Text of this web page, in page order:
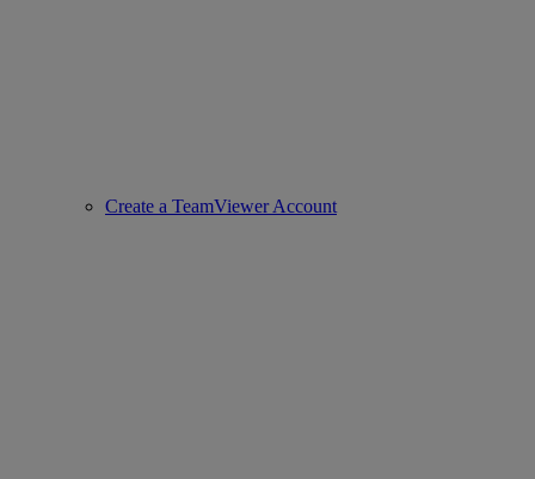
Create a TeamViewer Account